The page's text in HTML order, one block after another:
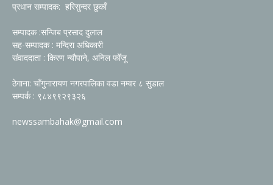
प्रधान सम्पादक: हरिसुन्दर छुकाँ
सम्पादक :सन्जिब प्रसाद दुलाल
सह-सम्पादक : मन्दिरा अधिकारी
संवाददाता : किरण न्यौपाने, अनिल फोँजू
ठेगाना: चाँगुनारायण नगरपालिका वडा नम्वर ८ सुडाल
सम्पर्क : ९८४९९२९३२६
newssambahak@gmail.com